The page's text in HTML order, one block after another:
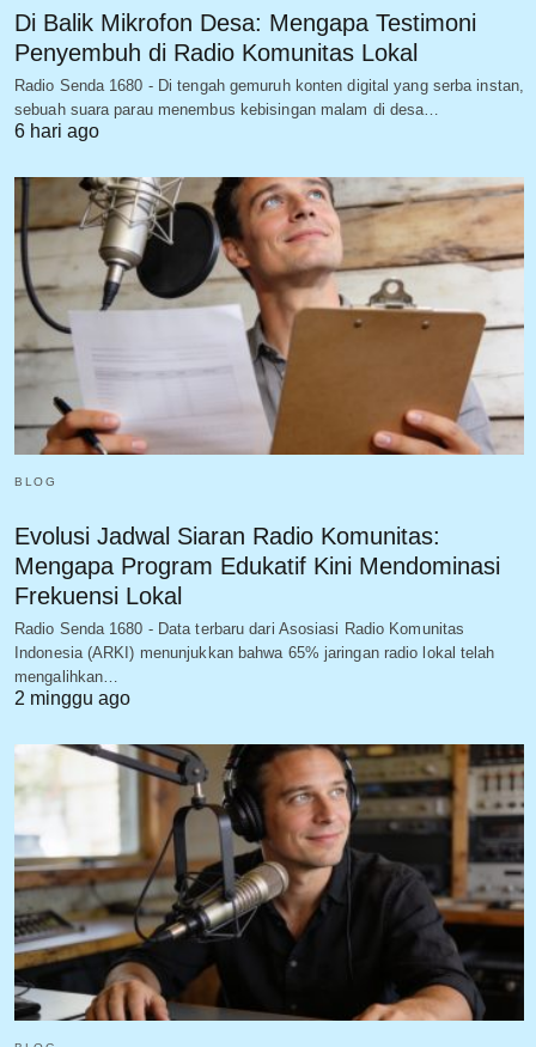
Di Balik Mikrofon Desa: Mengapa Testimoni
Penyembuh di Radio Komunitas Lokal
Radio Senda 1680 - Di tengah gemuruh konten digital yang serba instan,
sebuah suara parau menembus kebisingan malam di desa…
6 hari ago
BLOG
Evolusi Jadwal Siaran Radio Komunitas:
Mengapa Program Edukatif Kini Mendominasi
Frekuensi Lokal
Radio Senda 1680 - Data terbaru dari Asosiasi Radio Komunitas
Indonesia (ARKI) menunjukkan bahwa 65% jaringan radio lokal telah
mengalihkan…
2 minggu ago